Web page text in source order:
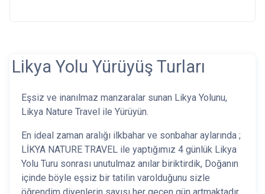
Likya Yolu Yürüyüş Turları
Eşsiz ve inanılmaz manzaralar sunan Likya Yolunu,
Likya Nature Travel ile Yürüyün.
En ideal zaman aralığı ilkbahar ve sonbahar aylarında ;
LİKYA NATURE TRAVEL ile yaptığımız 4 günlük Likya
Yolu Turu sonrası unutulmaz anılar biriktirdik, Doğanın
içinde böyle eşsiz bir tatilin varolduğunu sizle